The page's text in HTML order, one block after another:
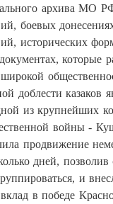
архива МО
боевых
исторических
которые
доблести казаков
из крупнейших
войны -
продвижение
дней, позволив
и
в победе